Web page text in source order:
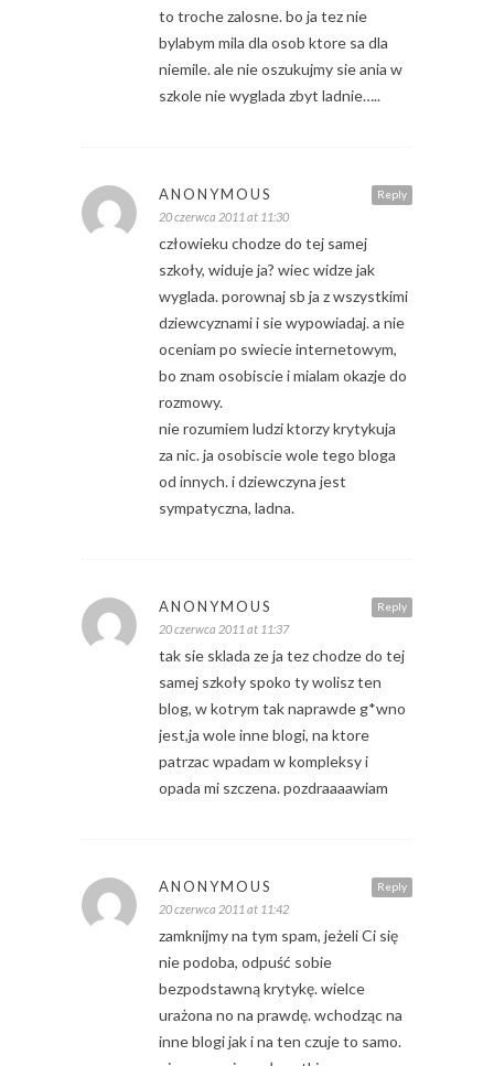
to troche zalosne. bo ja tez nie
bylabym mila dla osob ktore sa dla
niemile. ale nie oszukujmy sie ania w
szkole nie wyglada zbyt ladnie…..
Reply
ANONYMOUS
20 czerwca 2011 at 11:30
człowieku chodze do tej samej
szkoły, widuje ja? wiec widze jak
wyglada. porownaj sb ja z wszystkimi
dziewcyznami i sie wypowiadaj. a nie
oceniam po swiecie internetowym,
bo znam osobiscie i mialam okazje do
rozmowy.
nie rozumiem ludzi ktorzy krytykuja
za nic. ja osobiscie wole tego bloga
od innych. i dziewczyna jest
sympatyczna, ladna.
Reply
ANONYMOUS
20 czerwca 2011 at 11:37
tak sie sklada ze ja tez chodze do tej
samej szkoły spoko ty wolisz ten
blog, w kotrym tak naprawde g*wno
jest,ja wole inne blogi, na ktore
patrzac wpadam w kompleksy i
opada mi szczena. pozdraaaawiam
Reply
ANONYMOUS
20 czerwca 2011 at 11:42
zamknijmy na tym spam, jeżeli Ci się
nie podoba, odpuść sobie
bezpodstawną krytykę. wielce
urażona no na prawdę. wchodząc na
inne blogi jak i na ten czuje to samo.